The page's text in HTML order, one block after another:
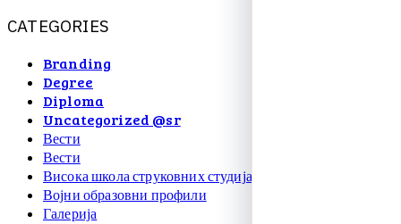
CATEGORIES
Branding
Degree
Diploma
Uncategorized @sr
Вести
Вести
Висока школа струковних студија
Војни образовни профили
Галерија